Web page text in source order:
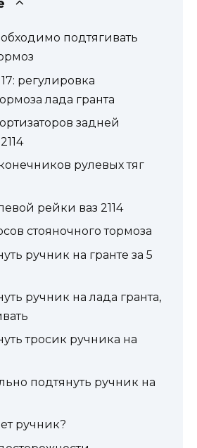
подтягивать
регулировка
лада гранта
задней
рулевых тяг
рейки ваз 2114
стояночного тормоза
ручник на гранте за 5
ручник на лада гранта,
тросик ручника на
подтянуть ручник на
ручник?